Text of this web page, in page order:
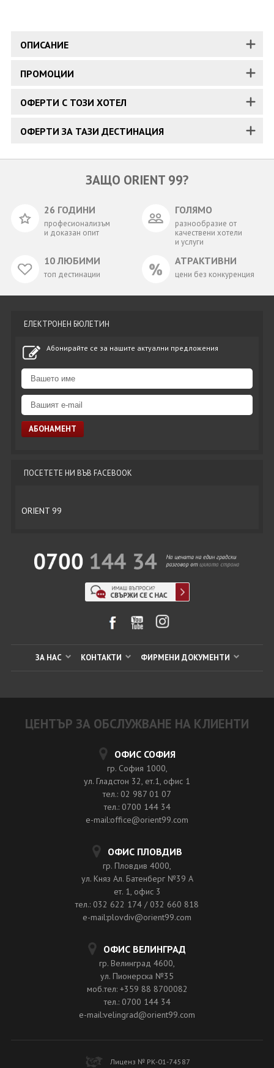
ОПИСАНИЕ
ПРОМОЦИИ
ОФЕРТИ С ТОЗИ ХОТЕЛ
ОФЕРТИ ЗА ТАЗИ ДЕСТИНАЦИЯ
ЗАЩО ORIENT 99?
26 ГОДИНИ
професионализъм
и доказан опит
ГОЛЯМО
разнообразие от
качествени хотели
и услуги
10 ЛЮБИМИ
топ дестинации
АТРАКТИВНИ
цени без конкуренция
ЕЛЕКТРОНЕН БЮЛЕТИН
Абонирайте се за нашите актуални предложения
ПОСЕТЕТЕ НИ ВЪВ FACEBOOK
ORIENT 99
ЗА НАС КОНТАКТИ ФИРМЕНИ ДОКУМЕНТИ
ЦЕНТЪР ЗА ОБСЛУЖВАНЕ НА КЛИЕНТИ
ОФИС СОФИЯ
гр. София 1000,
ул. Гладстон 32, ет.1, офис 1
тел.: 02 987 01 07
тел.: 0700 144 34
e-mail:office@orient99.com
ОФИС ПЛОВДИВ
гр. Пловдив 4000,
ул. Княз Ал. Батенберг №39 A
ет. 1, офис 3
тел.: 032 622 174 / 032 660 818
e-mail:plovdiv@orient99.com
ОФИС ВЕЛИНГРАД
гр. Велинград 4600,
ул. Пионерска №35
моб.тел: +359 88 8700082
тел.: 0700 144 34
e-mail:velingrad@orient99.com
Лиценз № РК-01-74587